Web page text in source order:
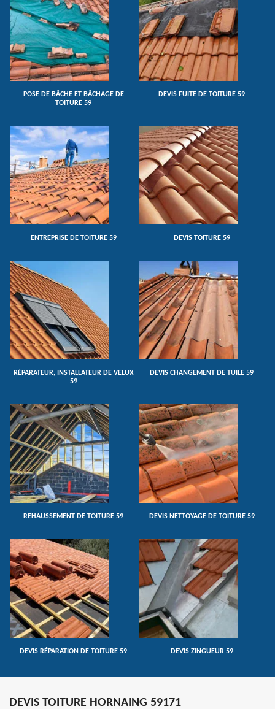
POSE DE BÂCHE ET BÂCHAGE DE
TOITURE 59
DEVIS FUITE DE TOITURE 59
ENTREPRISE DE TOITURE 59 DEVIS TOITURE 59
RÉPARATEUR, INSTALLATEUR DE VELUX
59
DEVIS CHANGEMENT DE TUILE 59
REHAUSSEMENT DE TOITURE 59 DEVIS NETTOYAGE DE TOITURE 59
DEVIS RÉPARATION DE TOITURE 59 DEVIS ZINGUEUR 59
DEVIS TOITURE HORNAING 59171